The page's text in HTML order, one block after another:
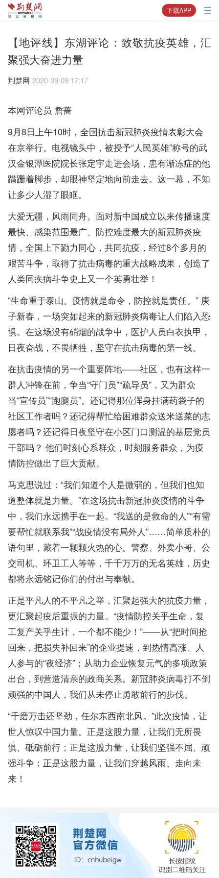
下载APP
【地评线】东湖评论：致敬抗疫英雄，汇
聚强大奋进力量
荆楚网 2020-09-09 17:17
本网评论员 詹蔷
9月8日上午10时，全国抗击新冠肺炎疫情表彰大会
在京举行。电视镜头中，被授予“人民英雄”称号的武
汉金银潭医院院长张定宇走进会场，患有渐冻症的他
蹒跚着脚步，却眼神坚定地向前走去。这一幕，不知
让多少人湿了眼眶。
大爱无疆，风雨同舟。面对新中国成立以来传播速度
最快、感染范围最广、防控难度最大的新冠肺炎疫
情，全国上下勠力同心，共同抗疫，经过8个多月的
艰苦斗争，取得了抗击病毒的重大战略成果，创造了
人类同疾病斗争史上又一个英勇壮举！
“生命重于泰山。疫情就是命令，防控就是责任。” 庚
子新春，一场突如起来的新冠肺炎病毒让人们陷入恐
惧。在这场没有硝烟的战争中，医护人员白衣执甲，
日夜奋战，不畏牺牲，坚守在抗击病毒的第一线。
在抗击疫情的另一个重要阵地——社区，也有这样一
群人冲锋在前，争当“守门员”“疏导员”，又为群众
当“宣传员”“跑腿员”。还记得那位浑身挂满药袋子的
社区工作者吗？还记得帮忙给困难群众送米送菜的志
愿者吗？还记得日夜坚守在小区门口测温的基层党员
干部吗？ 他们时刻心系群众，时刻服务群众，为疫
情防控做出了巨大贡献。
马克思说过：“我们知道个人是微弱的，但我们也知
道整体就是力量。”在这场抗击新冠肺炎疫情的斗争
中，我们永远携手在一起。“我送的是救命的人”“有需
要帮忙就联系我”“战疫情没有局外人”……简单质朴的
语句里，藏着一颗颗火热的心。警察、外卖小哥、公
交司机、环卫工人等等，千千万万的无名英雄，历史
都将永远铭记你们的付出与奉献。
正是平凡人的不平凡之举，汇聚起强大的抗疫力量，
更汇聚起疫后重振的力量。“疫情防控关乎生命，复
工复产关乎生计，一个都不能少！”——从“把时间抢
回来，把损失补回来”的企业提速，到热情高涨、人
人参与的“夜经济”；从助力企业恢复元气的多项政策
出台，到营造清亲的政商关系。新冠肺炎病毒打不倒
顽强的中国人，我们从未停止勇敢前行的步伐。
“千磨万击还坚劲，任尔东西南北风。”此次疫情，让
世人惊叹中国力量。正是这股力量，让我们无所畏
惧、砥砺前行；正是这股力量，让我们坚强不屈、顽
强斗争；正是这股力量，让我们穿越风雨、走向未
来！